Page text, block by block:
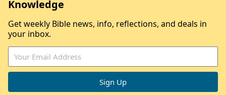
Knowledge
Get weekly Bible news, info, reflections, and deals in
your inbox.